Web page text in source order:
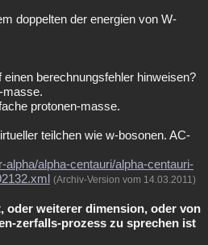
doppelten der energien von W-
berechnungsfehler hinweisen?
masse.
protonen-masse.
teilchen wie w-bosonen. AC-
alpha/alpha-centauri/alpha-centauri-
(Archiv-Version vom 14.03.2011)
oder weiterer dimension, oder von
zerfalls-prozess zu sprechen ist